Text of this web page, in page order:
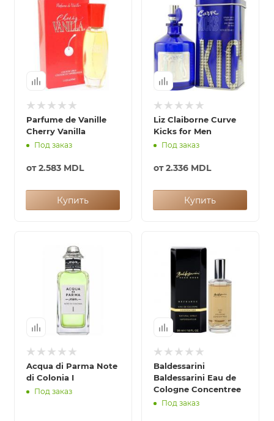
Parfume de Vanille
Cherry Vanilla
Под заказ
от2.583 MDL
Купить
Liz Claiborne Curve
Kicks for Men
Под заказ
от2.336 MDL
Купить
Acqua di Parma Note
di Colonia I
Под заказ
Baldessarini
Baldessarini Eau de
Cologne Concentree
Под заказ